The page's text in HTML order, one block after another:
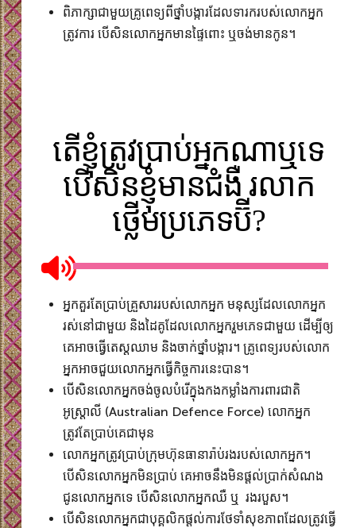
ពិភាក្សាជាមួយគ្រូពេទ្យពីថ្នាំបង្ការដែលទារករបស់លោកអ្នក
ត្រូវការ បើសិនលោកអ្នកមានផ្ទៃពោះ ឬចង់មានកូន។
តើខ្ញុំត្រូវប្រាប់អ្នកណាឬទេ
បើសិនខ្ញុំមានជំងឺ រលាក
ថ្លើមប្រភេទប៊ី?
អ្នកគួរតែប្រាប់គ្រួសាររបស់លោកអ្នក មនុស្សដែលលោកអ្នក​
រស់នៅជាមួយ និងដៃគូដែលលោកអ្នករួមភេទជាមួយ​ ដើម្បីឲ្យ
គេអាចធ្វើតេស្តឈាម និងចាក់ថ្នាំបង្ការ។ គ្រូពេទ្យរបស់លោក
អ្នកអាចជួយ​លោកអ្នកធ្វើកិច្ចការ​នេះបាន។
បើសិនលោកអ្នកចង់ចូលបំរើក្នុងកងកម្លាំងការពារជាតិ
អូស្រ្តាលី (Australian Defence Force) លោកអ្នក​
ត្រូវតែប្រាប់គេ​ជាមុន
លោកអ្នកត្រូវប្រាប់ក្រុមហ៊ុនធានារ៉ាប់រងរបស់លោកអ្នក។
បើសិនលោកអ្នកមិនប្រាប់ គេអាចនឹងមិនផ្តល់ប្រាក់​សំណង​
ជូនលោកអ្នកទេ បើសិនលោកអ្នកឈឺ ឬ រងរបួស។
បើសិនលោកអ្នកជាបុគ្គលិកផ្តល់ការថែទាំសុខភាពដែលត្រូវធ្វើ